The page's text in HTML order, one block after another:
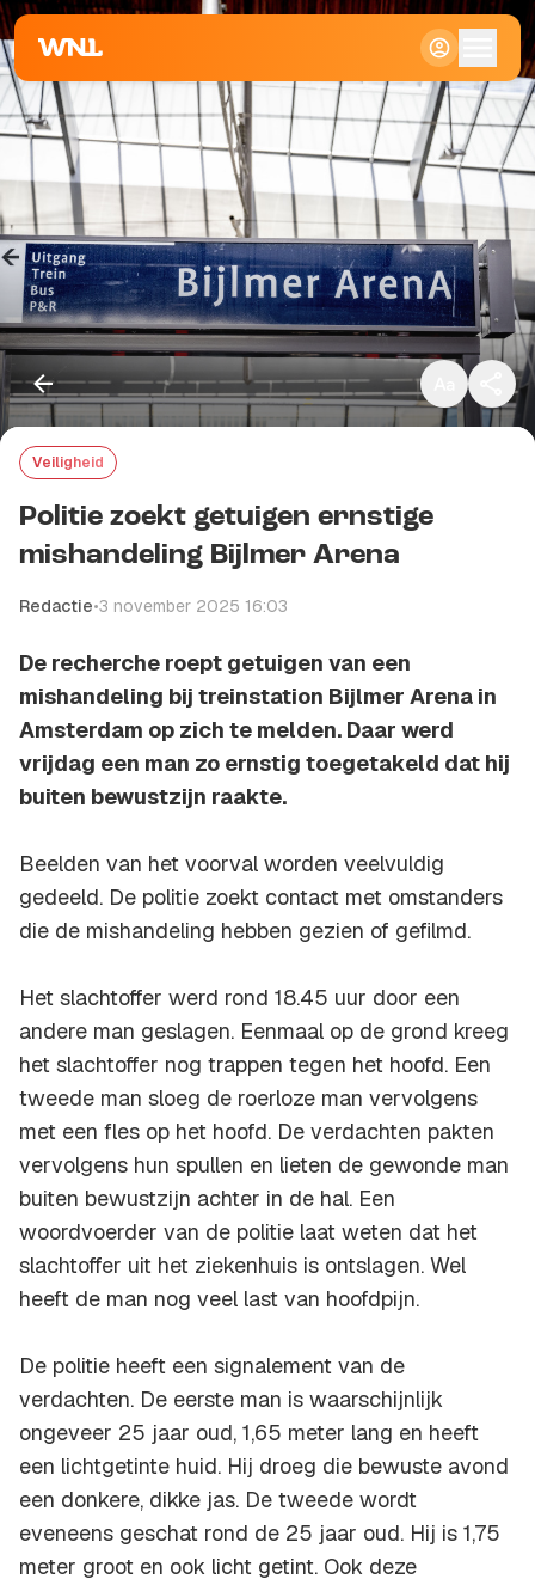
Klein
Standaard
Groot
Veiligheid
Politie zoekt getuigen ernstige
mishandeling Bijlmer Arena
Redactie•3 november 2025 16:03
De recherche roept getuigen van een
mishandeling bij treinstation Bijlmer Arena in
Amsterdam op zich te melden. Daar werd
vrijdag een man zo ernstig toegetakeld dat hij
buiten bewustzijn raakte.
Beelden van het voorval worden veelvuldig
gedeeld. De politie zoekt contact met omstanders
die de mishandeling hebben gezien of gefilmd.
Het slachtoffer werd rond 18.45 uur door een
andere man geslagen. Eenmaal op de grond kreeg
het slachtoffer nog trappen tegen het hoofd. Een
tweede man sloeg de roerloze man vervolgens
met een fles op het hoofd. De verdachten pakten
vervolgens hun spullen en lieten de gewonde man
buiten bewustzijn achter in de hal. Een
woordvoerder van de politie laat weten dat het
slachtoffer uit het ziekenhuis is ontslagen. Wel
heeft de man nog veel last van hoofdpijn.
De politie heeft een signalement van de
verdachten. De eerste man is waarschijnlijk
ongeveer 25 jaar oud, 1,65 meter lang en heeft
een lichtgetinte huid. Hij droeg die bewuste avond
een donkere, dikke jas. De tweede wordt
eveneens geschat rond de 25 jaar oud. Hij is 1,75
meter groot en ook licht getint. Ook deze